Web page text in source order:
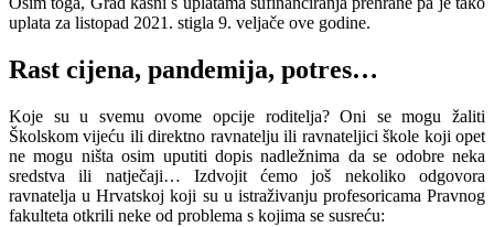
uplata za listopad 2021. stigla 9. veljače ove godine.
Rast cijena, pandemija, potres…
Koje su u svemu ovome opcije roditelja? Oni se mogu žaliti
Školskom vijeću ili direktno ravnatelju ili ravnateljici škole koji opet
ne mogu ništa osim uputiti dopis nadležnima da se odobre neka
sredstva ili natječaji… Izdvojit ćemo još nekoliko odgovora
ravnatelja u Hrvatskoj koji su u istraživanju profesoricama Pravnog
fakulteta otkrili neke od problema s kojima se susreću: